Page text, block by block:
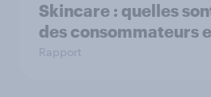
Skincare : quelles
des consommateurs
Rapport